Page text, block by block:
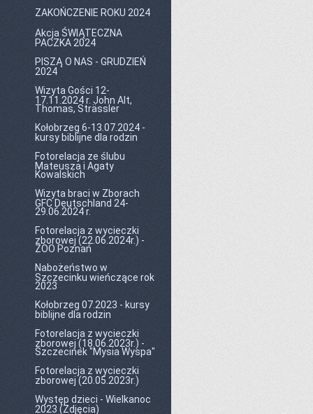
ZAKOŃCZENIE ROKU 2024
Akcja ŚWIĄTECZNA
PACZKA 2024
PISZĄ O NAS - GRUDZIEŃ
2024
Wizyta Gości 12-
17.11.2024 r. John Alt,
Thomas, Strässler
Kołobrzeg 6-13.07.2024 -
kursy biblijne dla rodzin
Fotorelacja ze ślubu
Mateusza i Agaty
Kowalskich
Wizyta braci w Zborach
GFC Deutschland 24-
29.06.2024 r.
Fotorelacja z wycieczki
zborowej (22.06.2024r.) -
ZOO Poznań
Nabożeństwo w
Szczecinku wieńczące rok
2023
Kołobrzeg 07.2023 - kursy
biblijne dla rodzin
Fotorelacja z wycieczki
zborowej (18.06.2023r.) -
Szczecinek "Mysia Wyspa"
Fotorelacja z wycieczki
zborowej (20.05.2023r.)
Występ dzieci - Wielkanoc
2023 (Zdjęcia)